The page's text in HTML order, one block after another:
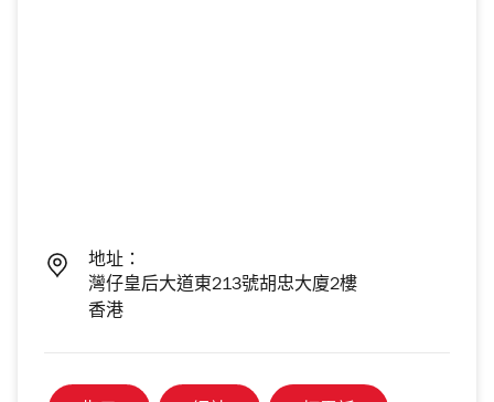
地址：
灣仔皇后大道東213號胡忠大廈2樓
香港